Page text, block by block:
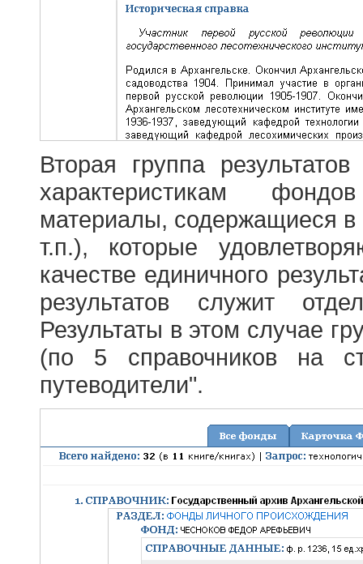
Вторая группа
характеристикам
материалы, содержащиеся в
т.п.), которые
качестве единичного
результатов служит
Результаты в этом случае
(по 5 справочников на
путеводители".